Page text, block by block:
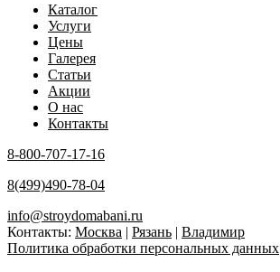
Каталог
Услуги
Цены
Галерея
Статьи
Акции
О нас
Контакты
8-800-707-17-16
8(499)490-78-04
info@stroydomabani.ru
Контакты: Москва | Рязань | Владимир
Политика обработки персональных данных